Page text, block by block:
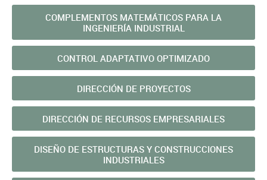
COMPLEMENTOS MATEMÁTICOS PARA LA
INGENIERÍA INDUSTRIAL
CONTROL ADAPTATIVO OPTIMIZADO
DIRECCIÓN DE PROYECTOS
DIRECCIÓN DE RECURSOS EMPRESARIALES
DISEÑO DE ESTRUCTURAS Y CONSTRUCCIONES
INDUSTRIALES